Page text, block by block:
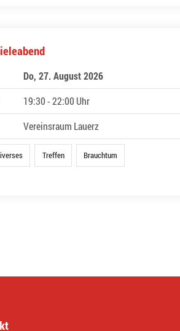
Do, 27. August 2026
19:30 - 22:00 Uhr
Vereinsraum Lauerz
Treffen Brauchtum